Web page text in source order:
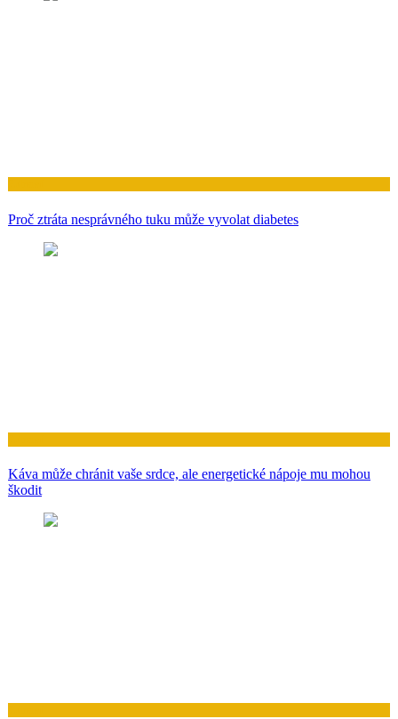
Proč ztráta nesprávného tuku může vyvolat diabetes
Káva může chránit vaše srdce, ale energetické nápoje mu mohou
škodit